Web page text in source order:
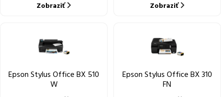
Zobraziť Zobraziť
Epson Stylus Office BX 510
W
Epson Stylus Office BX 310
FN